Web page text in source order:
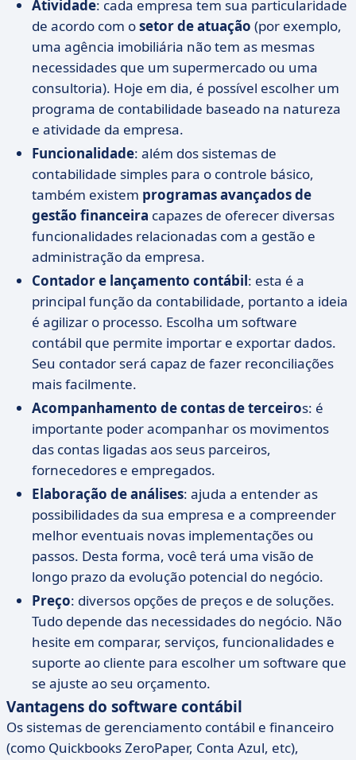
Atividade: cada empresa tem sua particularidade
de acordo com osetor de atuação (por exemplo,
uma agência imobiliária não tem as mesmas
necessidades que um supermercado ou uma
consultoria). Hoje em dia, é possível escolher um
programa de contabilidade baseado na natureza
e atividade da empresa.
Funcionalidade: além dos sistemas de
contabilidade simples para o controle básico,
também existem programas avançados de
gestão financeira capazes de oferecer diversas
funcionalidades relacionadas com a gestão e
administração da empresa.
Contador e lançamento contábil: esta é a
principal função da contabilidade, portanto a ideia
é agilizar o processo. Escolha um software
contábil que permite importar e exportar dados.
Seu contador será capaz de fazer reconciliações
mais facilmente.
Acompanhamento de contas de terceiros: é
importante poder acompanhar os movimentos
das contas ligadas aos seus parceiros,
fornecedores e empregados.
Elaboração de análises: ajuda a entender as
possibilidades da sua empresa e a compreender
melhor eventuais novas implementações ou
passos. Desta forma, você terá uma visão de
longo prazo da evolução potencial do negócio.
Preço: diversos opções de preços e de soluções.
Tudo depende das necessidades do negócio. Não
hesite em comparar, serviços, funcionalidades e
suporte ao cliente para escolher um software que
se ajuste ao seu orçamento.
Vantagens do software contábil
Os sistemas de gerenciamento contábil e financeiro
(como Quickbooks ZeroPaper, Conta Azul, etc),